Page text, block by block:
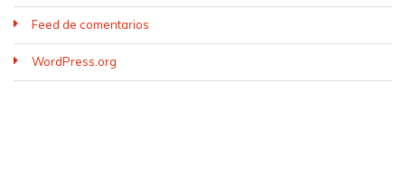
Feed de comentarios
WordPress.org